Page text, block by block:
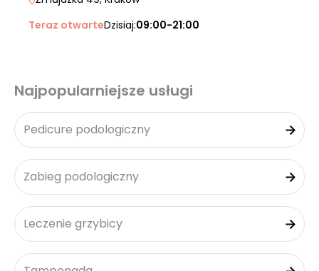
Teraz otwarteDzisiaj:09:00-21:00
Najpopularniejsze usługi
Pedicure podologiczny
Zabieg podologiczny
Leczenie grzybicy